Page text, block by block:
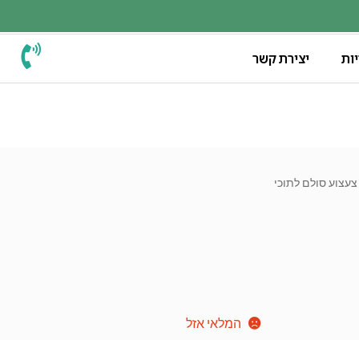
יצירת קשר
צעצוע סולם לתוכי
המלאי אזל